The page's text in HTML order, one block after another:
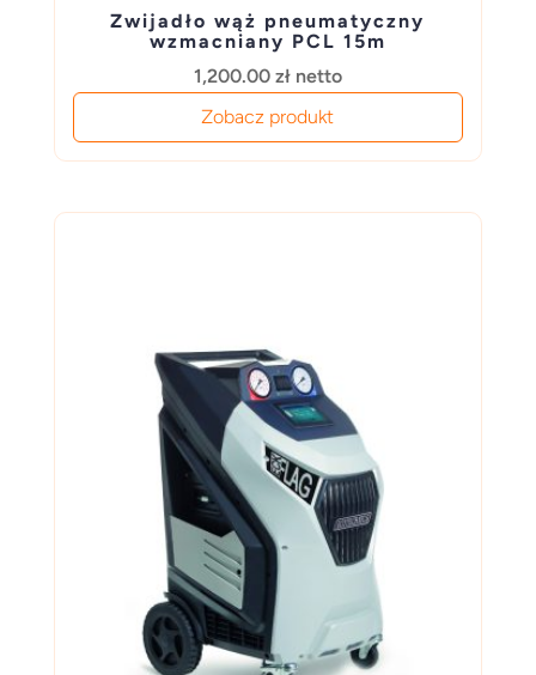
Zwijadło wąż pneumatyczny
wzmacniany PCL 15m
1,200.00 zł netto
Zobacz produkt